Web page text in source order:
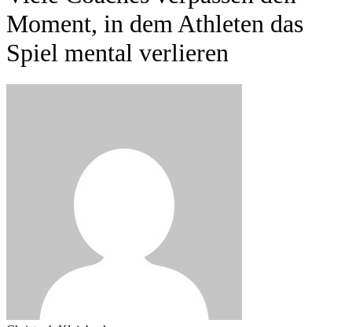
Moment, in dem Athleten das
Spiel mental verlieren